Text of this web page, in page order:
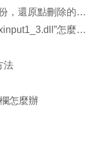
Win8系統還原和Win8系統還原點備份，還原點刪除的方法
Win8運行游戲時提示“計算機中丟失xinput1_3.dll”怎麼辦？
法
怎麼辦